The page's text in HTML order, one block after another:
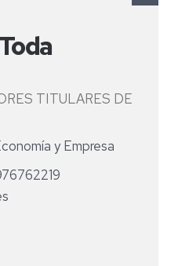
TITULARES DE
y Empresa